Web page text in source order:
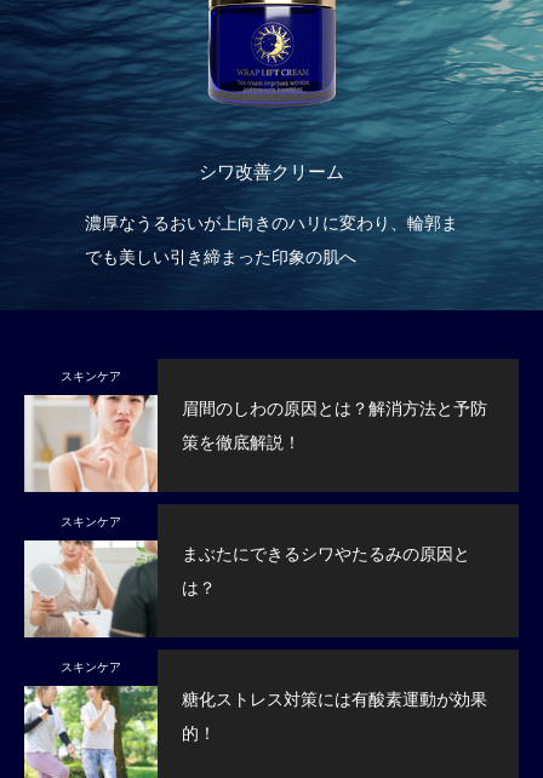
シワ改善クリーム
濃厚なうるおいが上向きのハリに変わり、輪郭ま
でも美しい引き締まった印象の肌へ
スキンケア
眉間のしわの原因とは？解消方法と予防
策を徹底解説！
スキンケア
まぶたにできるシワやたるみの原因と
は？
スキンケア
糖化ストレス対策には有酸素運動が効果
的！